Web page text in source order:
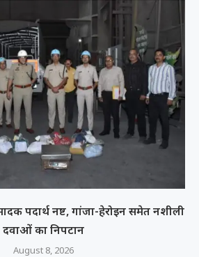
पदार्थ नष्ट, गांजा-हेरोइन समेत नशीली
दवाओं का निपटान
August 8, 2026